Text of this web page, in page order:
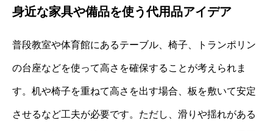
身近な家具や備品を使う代用品アイデア
普段教室や体育館にあるテーブル、椅子、トランポリン
の台座などを使って高さを確保することが考えられま
す。机や椅子を重ねて高さを出す場合、板を敷いて安定
させるなど工夫が必要です。ただし、滑りや揺れがある